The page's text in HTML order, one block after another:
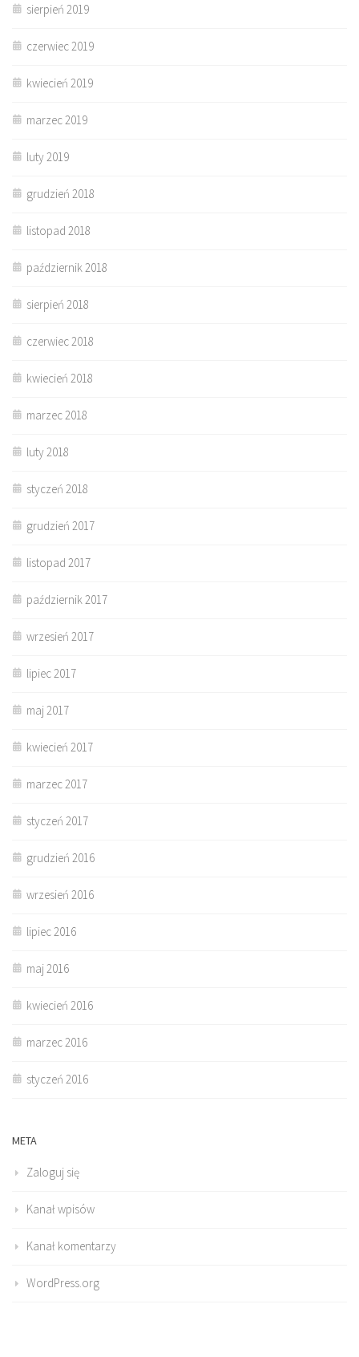
sierpień 2019
czerwiec 2019
kwiecień 2019
marzec 2019
luty 2019
grudzień 2018
listopad 2018
październik 2018
sierpień 2018
czerwiec 2018
kwiecień 2018
marzec 2018
luty 2018
styczeń 2018
grudzień 2017
listopad 2017
październik 2017
wrzesień 2017
lipiec 2017
maj 2017
kwiecień 2017
marzec 2017
styczeń 2017
grudzień 2016
wrzesień 2016
lipiec 2016
maj 2016
kwiecień 2016
marzec 2016
styczeń 2016
META
Zaloguj się
Kanał wpisów
Kanał komentarzy
WordPress.org